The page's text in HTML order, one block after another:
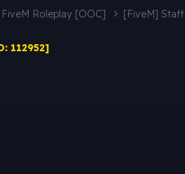
Roleplay [OOC] [FiveM]
112952]